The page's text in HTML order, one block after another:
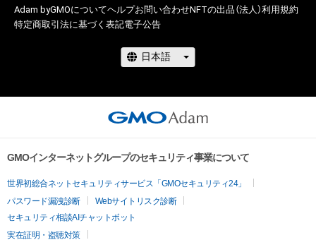
に反する利用またはその恐れのある利用など、作成者が不適切
であると判断した場合、利用をお断りさせていただきます。
このアイテムに関するお問い合わせ先
どうぞよろしくお願いします。
Adam byGMOについてヘルプお問い合わせNFTの出品（法人）利用規約
特定商取引法に基づく表記電子公告
GMOインターネットグループのセキュリティ事業について
世界初総合ネットセキュリティサービス「GMOセキュリティ24」
パスワード漏洩診断
Webサイトリスク診断
セキュリティ相談AIチャットボット
実在証明・盗聴対策